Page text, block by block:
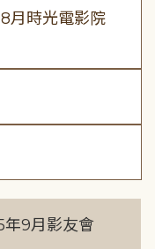
8月時光電影院
年9月影友會